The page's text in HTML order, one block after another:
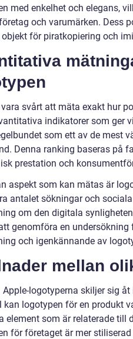
med enkelhet och elegans,
och varumärken. Dess
för piratkopiering och
svårt att mäta exakt hur
indikatorer som ger
som ett av de mest
Denna ranking baseras på
prestation och
aspekt som kan mätas är
antalet sökningar och
om den digitala
genomföra en
och igenkännande av
mellan
Apple-logotyperna skiljer sig
kan logotypen för en produkt
element som är relaterade till
för företaget är mer stiliserad